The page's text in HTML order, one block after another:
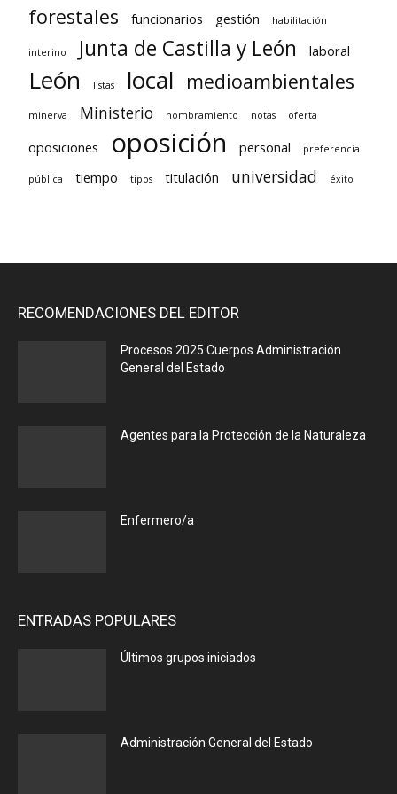
forestales funcionarios gestión habilitación
interino Junta de Castilla y León laboral
León listas local medioambientales
minerva Ministerio nombramiento notas oferta
oposiciones oposición personal preferencia
pública tiempo tipos titulación universidad éxito
RECOMENDACIONES DEL EDITOR
Procesos 2025 Cuerpos Administración
General del Estado
Agentes para la Protección de la Naturaleza
Enfermero/a
ENTRADAS POPULARES
Últimos grupos iniciados
Administración General del Estado